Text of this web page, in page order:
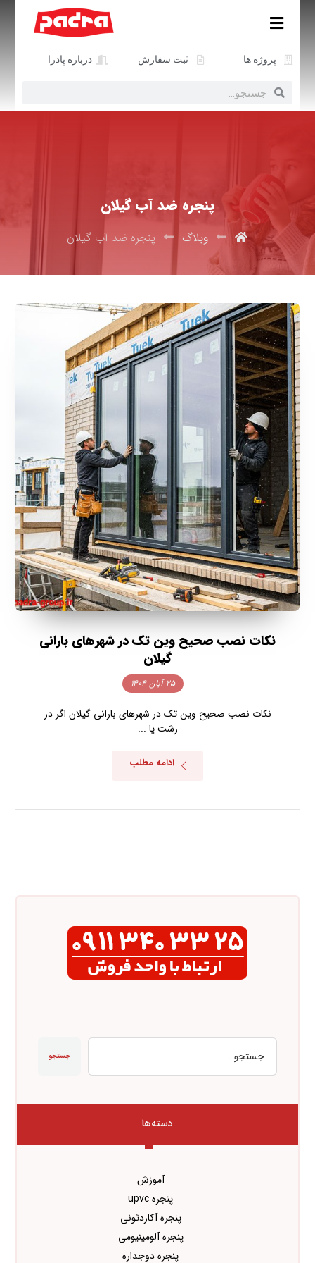
پروژه ها ثبت سفارش درباره پادرا
پنجره ضد آب گیلان
وبلاگ پنجره ضد آب گیلان
نکات نصب صحیح وین تک در شهرهای بارانی
گیلان
۲۵ آبان ۱۴۰۴
نکات نصب صحیح وین تک در شهرهای بارانی گیلان اگر در
رشت یا ...
ادامه مطلب
جستجو
دسته‌ها
آموزش
پنجره upvc
پنجره آکاردئونی
پنجره آلومینیومی
پنجره دوجداره